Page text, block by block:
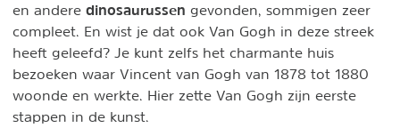
en andere dinosaurussen gevonden, sommigen zeer
compleet. En wist je dat ook Van Gogh in deze streek
heeft geleefd? Je kunt zelfs het charmante huis
bezoeken waar Vincent van Gogh van 1878 tot 1880
woonde en werkte. Hier zette Van Gogh zijn eerste
stappen in de kunst.